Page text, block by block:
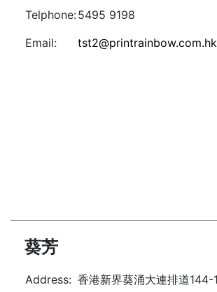
Telphone:5495 9198
Email:
tst2@printrainbow.com.hk
葵芳
Address: 香港新界葵涌大連排道144-